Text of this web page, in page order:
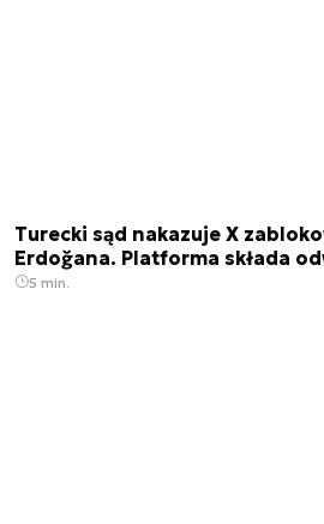
Turecki sąd nakazuje X
Erdoğana. Platforma składa
5 min.